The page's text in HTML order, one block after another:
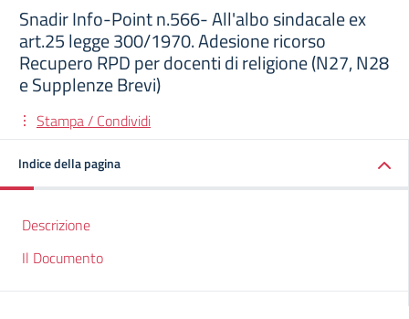
Snadir Info-Point n.566- All'albo sindacale ex
art.25 legge 300/1970. Adesione ricorso
Recupero RPD per docenti di religione (N27, N28
e Supplenze Brevi)
Stampa / Condividi
Indice della pagina
Descrizione
Il Documento